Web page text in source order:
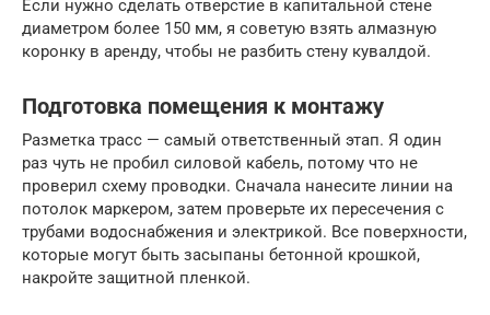
Если нужно сделать отверстие в капитальной стене
диаметром более 150 мм, я советую взять алмазную
коронку в аренду, чтобы не разбить стену кувалдой.
Подготовка помещения к монтажу
Разметка трасс — самый ответственный этап. Я один
раз чуть не пробил силовой кабель, потому что не
проверил схему проводки. Сначала нанесите линии на
потолок маркером, затем проверьте их пересечения с
трубами водоснабжения и электрикой. Все поверхности,
которые могут быть засыпаны бетонной крошкой,
накройте защитной пленкой.